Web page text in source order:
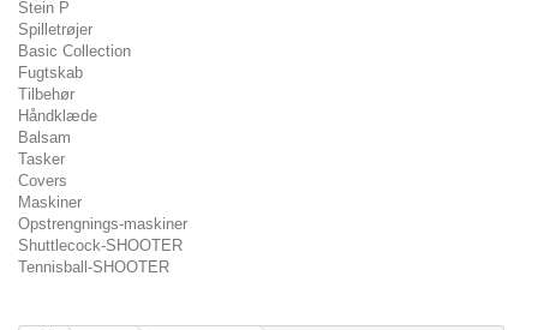
Stein P
Spilletrøjer
Basic Collection
Fugtskab
Tilbehør
Håndklæde
Balsam
Tasker
Covers
Maskiner
Opstrengnings-maskiner
Shuttlecock-SHOOTER
Tennisball-SHOOTER